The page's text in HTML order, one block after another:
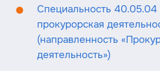
Специальность 40.05.04
прокурорская
(направленность
деятельность»)